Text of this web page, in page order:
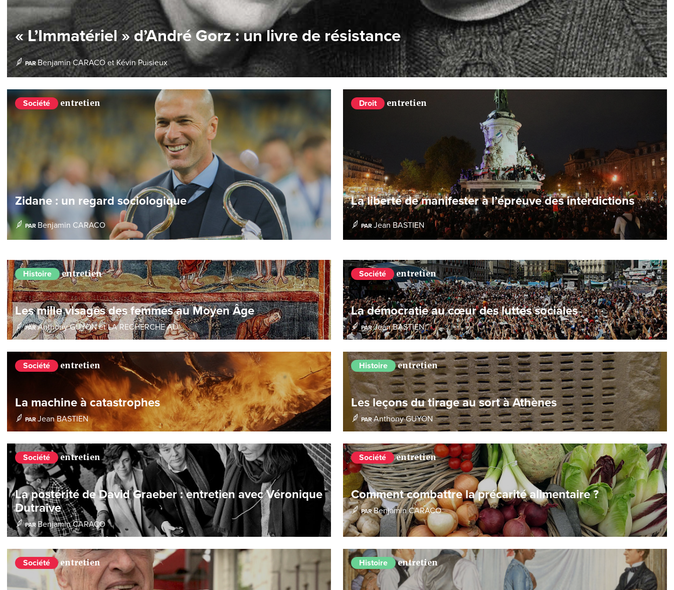
« L’Immatériel » d’André Gorz : un livre de résistance
PAR Benjamin CARACOet Kévin Puisieux
Société entretien
Zidane : un regard sociologique
PAR Benjamin CARACO
Droit entretien
La liberté de manifester à l’épreuve des interdictions
PARJean BASTIEN
Histoire entretien
Les mille visages des femmes au Moyen Âge
PARAnthony GUYONetLA RECHERCHE AU...
Société entretien
La démocratie au cœur des luttes sociales
PARJean BASTIEN
Société entretien
La machine à catastrophes
PAR Jean BASTIEN
Histoire entretien
Les leçons du tirage au sort à Athènes
PARAnthony GUYON
Société entretien
La postérité de David Graeber : entretien avec Véronique
Dutraive
PARBenjamin CARACO
Société entretien
Comment combattre la précarité alimentaire ?
PARBenjamin CARACO
Société entretien Histoire entretien